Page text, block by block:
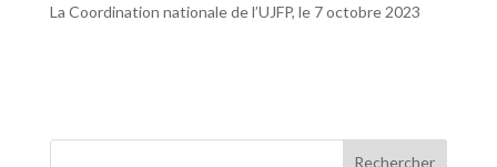
La Coordination nationale de l’UJFP, le 7 octobre 2023